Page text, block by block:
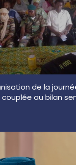
de la
au bilan